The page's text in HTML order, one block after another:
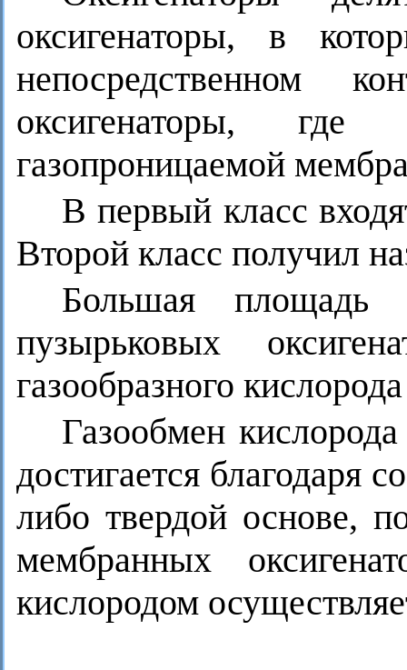
оксигенаторы, в
непосредственном
оксигенаторы,
газопроницаемой
В первый класс
Второй класс получил
Большая площадь
пузырьковых
газообразного
Газообмен
достигается благодаря
либо твердой основе,
мембранных
кислородом